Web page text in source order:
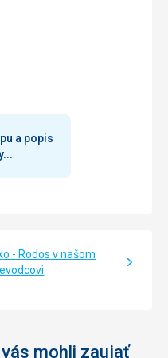
přepychového, ale
pomocou
a popis
- Rodos v našom
mohli zaujať